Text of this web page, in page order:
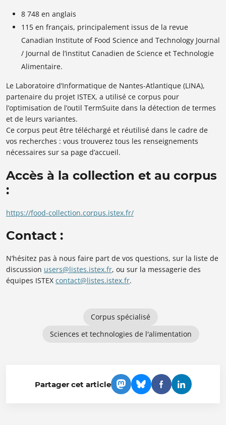
8 748 en anglais
115 en français, principalement issus de la revue
Canadian Institute of Food Science and Technology Journal
/ Journal de l’institut Canadien de Science et Technologie
Alimentaire.
Le Laboratoire d’Informatique de Nantes-Atlantique (LINA),
partenaire du projet ISTEX, a utilisé ce corpus pour
l’optimisation de l’outil TermSuite dans la détection de termes
et de leurs variantes.
Ce corpus peut être téléchargé et réutilisé dans le cadre de
vos recherches : vous trouverez tous les renseignements
nécessaires sur sa page d’accueil.
Accès à la collection et au corpus
:
https://food-collection.corpus.istex.fr/
Contact :
N’hésitez pas à nous faire part de vos questions, sur la liste de
discussion users@listes.istex.fr, ou sur la messagerie des
équipes ISTEX contact@listes.istex.fr.
Corpus spécialisé
Sciences et technologies de l'alimentation
Partager cet article